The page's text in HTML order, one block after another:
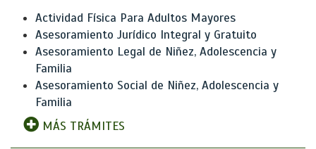
Actividad Física Para Adultos Mayores
Asesoramiento Jurídico Integral y Gratuito
Asesoramiento Legal de Niñez, Adolescencia y
Familia
Asesoramiento Social de Niñez, Adolescencia y
Familia
MÁS TRÁMITES